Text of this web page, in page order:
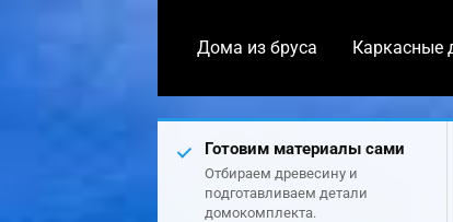
Дома из бруса Каркасные
Готовим материалы сами
Отбираем древесину и
подготавливаем детали
домокомплекта.